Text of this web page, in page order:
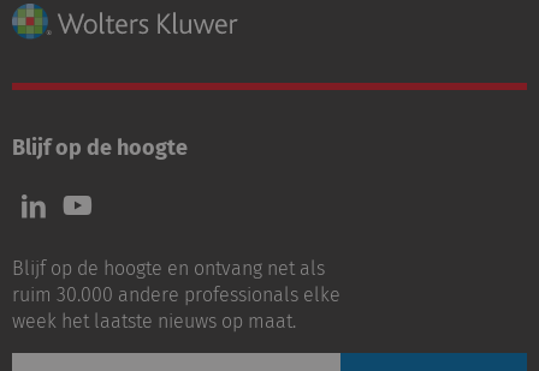
Blijf op de hoogte
Volg
ons
LinkedIn
Volg
ons
Youtube
Blijf op de hoogte en ontvang net als
ruim 30.000 andere professionals elke
week het laatste nieuws op maat.